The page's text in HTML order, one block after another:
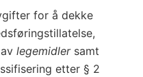
for å dekke
legemidlersamt
etter § 2